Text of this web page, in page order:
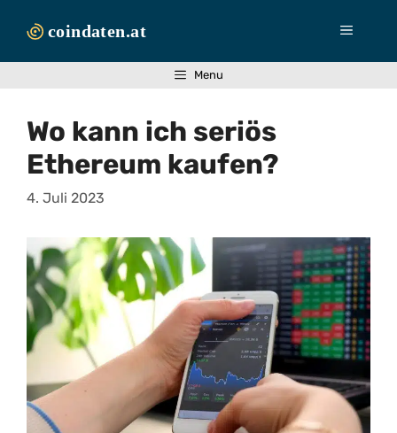
Inhalt
Menü
Menu
Wo kann ich seriös
Ethereum kaufen?
4. Juli 2023